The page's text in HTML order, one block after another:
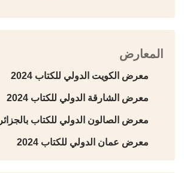
المعارض
معرض الكويت الدولي للكتاب 2024
معرض الشارقة الدولي للكتاب 2024
معرض الصالون الدولي للكتاب بالجزائر 2024
معرض عمان الدولي للكتاب 2024